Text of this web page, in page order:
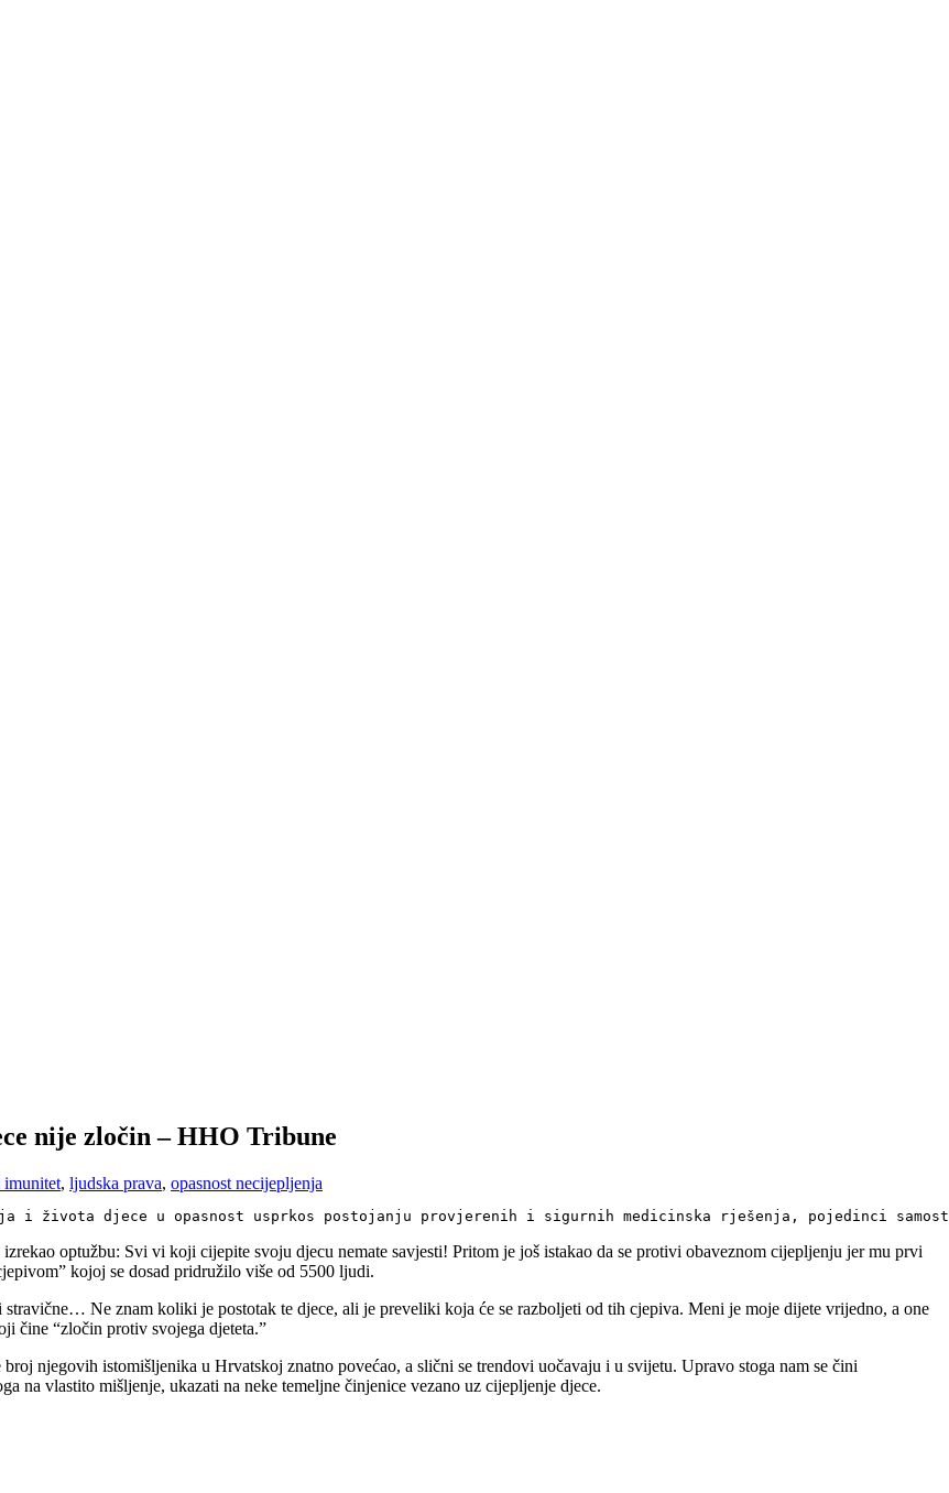
nije zločin – HHO Tribune
, ljudska prava, opasnost necijepljenja
i života djece u opasnost usprkos postojanju provjerenih i sigurnih medicinska rješenja, pojedinci
optužbu: Svi vi koji cijepite svoju djecu nemate savjesti! Pritom je još istakao da se protivi obaveznom cijepljenju jer mu prvi
kojoj se dosad pridružilo više od 5500 ljudi.
Ne znam koliki je postotak te djece, ali je preveliki koja će se razboljeti od tih cjepiva. Meni je moje dijete vrijedno, a one
čine “zločin protiv svojega djeteta.”
njegovih istomišljenika u Hrvatskoj znatno povećao, a slični se trendovi uočavaju i u svijetu. Upravo stoga nam se čini
na vlastito mišljenje, ukazati na neke temeljne činjenice vezano uz cijepljenje djece.